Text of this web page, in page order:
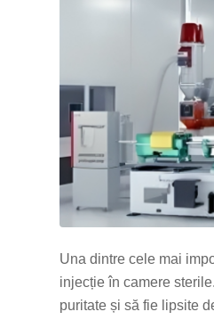
Una dintre cele mai
injecție în camere
puritate și să fie lipsite